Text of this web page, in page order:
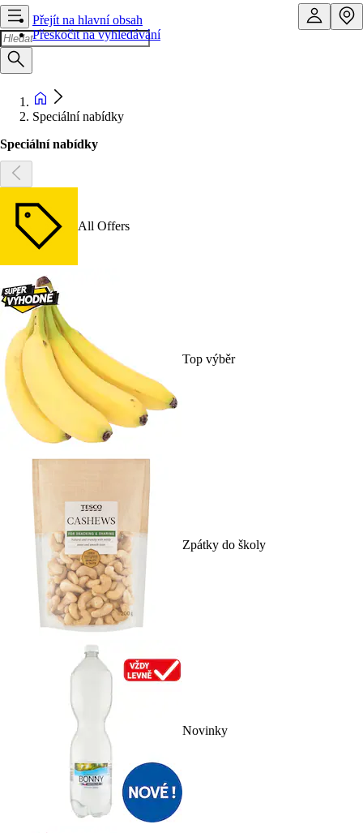
Přejít na hlavní obsah
Přeskočit na vyhledávání
Speciální nabídky
Speciální nabídky
All Offers
Top výběr
Zpátky do školy
Novinky